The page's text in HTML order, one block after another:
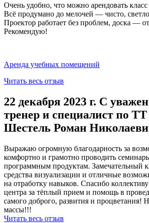
Очень удобно, что можно арендовать
Всё продумано до мелочей — чисто,
Проектор работает без проблем, доска —
Рекомендую!
Аренда учебных помещений
Читать весь отзыв
22 декабря 2023 г. С
тренер и специалист по
Шестель Роман
Выражаю огромную благодарность за
комфортно и грамотно проводить
программным продуктам. Замечательный
средства визуализации и отличные
на отработку навыков. Спасибо
центра за тёплый прием и помощь в
самого доброго, развития и процветания!
массы!!!
Читать весь отзыв